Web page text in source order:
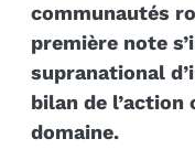
communautés
première note
supranational
bilan de l’action
domaine.